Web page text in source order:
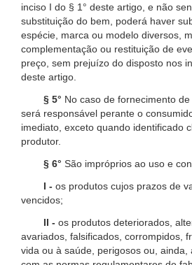
inciso I do § 1° deste artigo, e não
substituição do bem, poderá haver
espécie, marca ou modelo diversos,
complementação ou restituição de
preço, sem prejuízo do disposto nos
deste artigo.
§ 5° No caso de fornecimento
será responsável perante o
imediato, exceto quando identificado
produtor.
§ 6° São impróprios ao uso e
I - os produtos cujos prazos de
vencidos;
II - os produtos deteriorados,
avariados, falsificados, corrompidos,
vida ou à saúde, perigosos ou,